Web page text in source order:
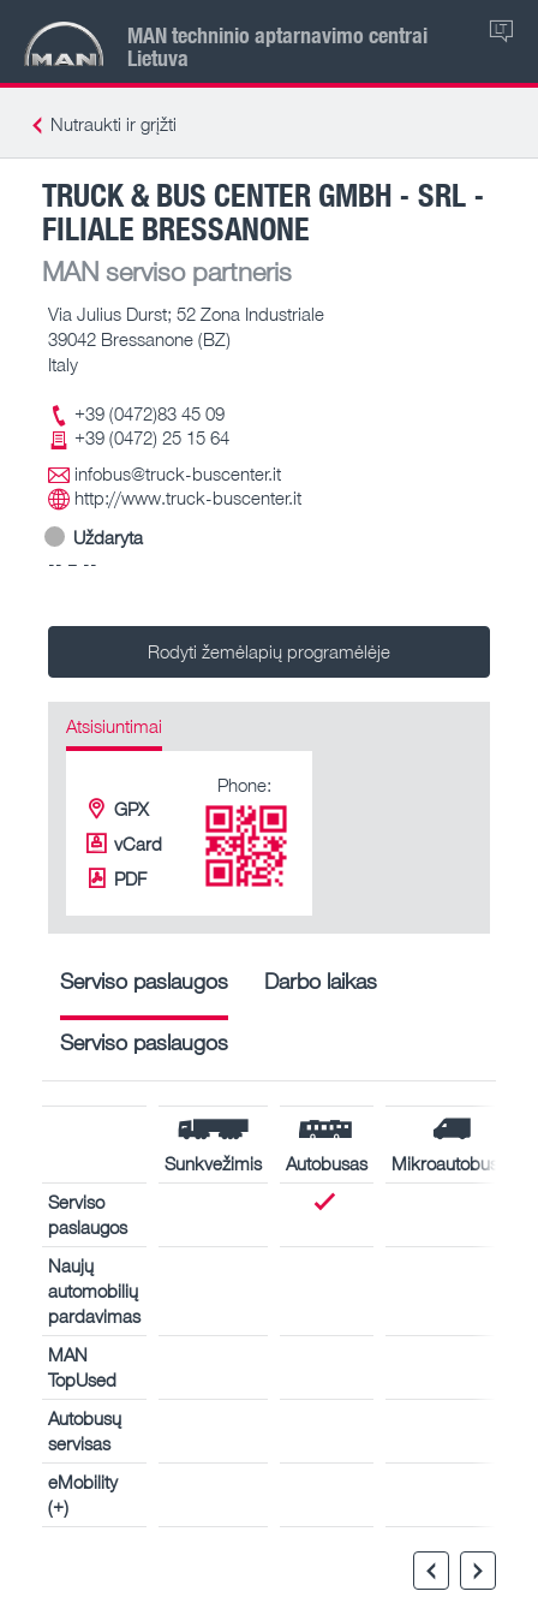
MAN techninio aptarnavimo centrai
Lietuva
LT
Nutraukti ir grįžti
TRUCK & BUS CENTER GMBH - SRL -
FILIALE BRESSANONE
MAN serviso partneris
Via Julius Durst; 52 Zona Industriale
39042 Bressanone (BZ)
Italy
+39 (0472)83 45 09
+39 (0472) 25 15 64
infobus@truck-buscenter.it
http://www.truck-buscenter.it
Uždaryta
-- – --
Rodyti žemėlapių programėlėje
Atsisiuntimai
GPX
vCard
PDF
Phone:
Serviso paslaugos Darbo laikas
Serviso paslaugos
Sunkvežimis Autobusas
Mikroautobusas
Serviso
paslaugos
Naujų
automobilių
pardavimas
MAN
TopUsed
Autobusų
servisas
eMobility
(+)